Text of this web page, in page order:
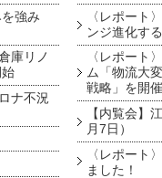
強み
庫リノ
ナ不況
〈レポート
ンジ進化す
〈レポート
ム「物流大
戦略」を開
【内覧会】
月7日）
〈レポート
ました！